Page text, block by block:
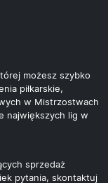
możesz szybko
piłkarskie,
w Mistrzostwach
największych lig w
sprzedaż
pytania, skontaktuj